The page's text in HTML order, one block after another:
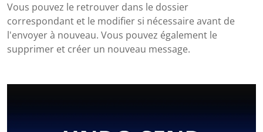
Vous pouvez le retrouver dans le dossier
correspondant et le modifier si nécessaire avant de
l'envoyer à nouveau. Vous pouvez également le
supprimer et créer un nouveau message.